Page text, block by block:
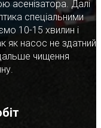
асенізатора. Далі
спеціальними
10-15 хвилин і
як насос не здатний
чищення